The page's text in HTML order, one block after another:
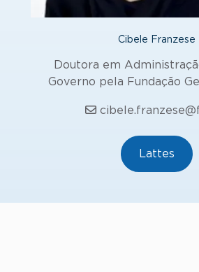
Cibele Franzese
Doutora em
Governo pela Fundação
Lattes